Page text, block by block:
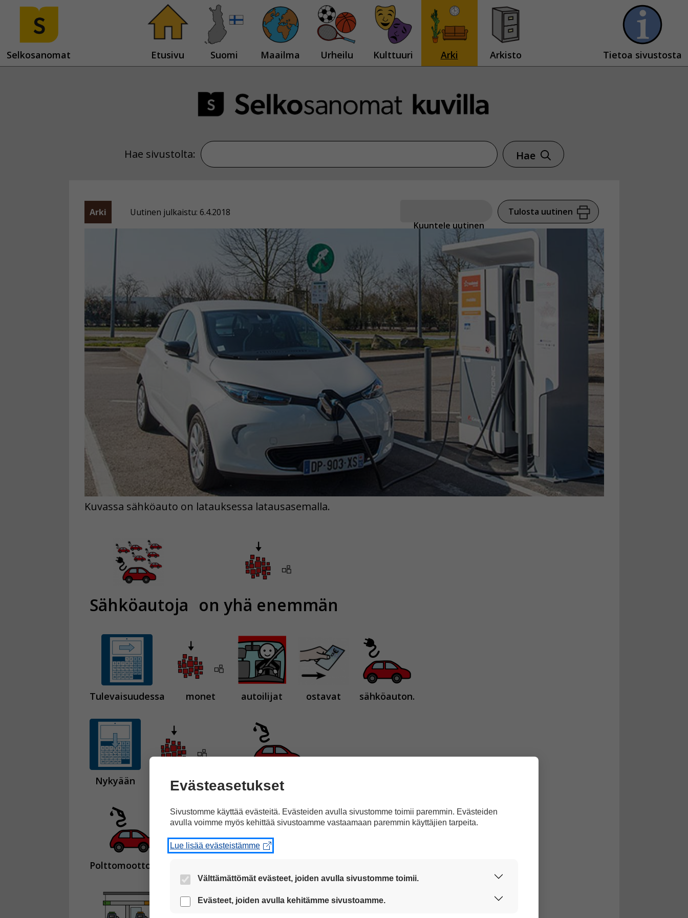
Selkosanomat Etusivu Suomi Maailma Urheilu Kulttuuri Arki Arkisto Tietoa sivustosta
Hae sivustolta: Hae
Arki
Uutinen julkaistu: 6.4.2018
Kuuntele uutinen
Tulosta uutinen
Sähköautoja on yhä enemmän
Kuvassa sähköauto on latauksessa latausasemalla.
Tulevaisuudessa monet autoilijat ostavat sähköauton.
Nykyään on vielä paljon polttomoottoriautoja.
Polttomoottoriauto
Evästeasetukset
Sivustomme käyttää evästeitä. Evästeiden avulla sivustomme toimii paremmin. Evästeiden
avulla voimme myös kehittää sivustoamme vastaamaan paremmin käyttäjien tarpeita.
Lue lisää evästeistämme
Välttämättömät evästeet, joiden avulla sivustomme toimii.
Nämä evästeet ovat aina käytössä, jotta sivustoamme voi käyttää sujuvasti ja turvallisesti.
Evästeet, joiden avulla kehitämme sivustoamme.